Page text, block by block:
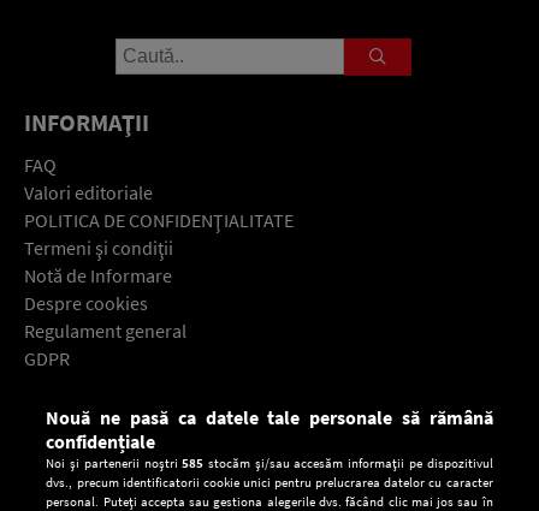
INFORMAŢII
FAQ
Valori editoriale
POLITICA DE CONFIDENŢIALITATE
Termeni şi condiţii
Notă de Informare
Despre cookies
Regulament general
GDPR
Descarcă gratuit aplicaţia Europa FM pentru smartphone:
Nouă ne pasă ca datele tale personale să rămână
confidențiale
Noi și partenerii noștri585 stocăm și/sau accesăm informații pe dispozitivul
dvs., precum identificatorii cookie unici pentru prelucrarea datelor cu caracter
personal. Puteți accepta sau gestiona alegerile dvs. făcând clic mai jos sau în